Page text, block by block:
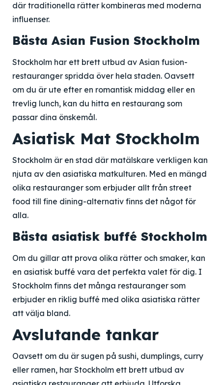
där traditionella rätter kombineras med moderna
influenser.
Bästa Asian Fusion Stockholm
Stockholm har ett brett utbud av Asian fusion-
restauranger spridda över hela staden. Oavsett
om du är ute efter en romantisk middag eller en
trevlig lunch, kan du hitta en restaurang som
passar dina önskemål.
Asiatisk Mat Stockholm
Stockholm är en stad där matälskare verkligen kan
njuta av den asiatiska matkulturen. Med en mängd
olika restauranger som erbjuder allt från street
food till fine dining-alternativ finns det något för
alla.
Bästa asiatisk buffé Stockholm
Om du gillar att prova olika rätter och smaker, kan
en asiatisk buffé vara det perfekta valet för dig. I
Stockholm finns det många restauranger som
erbjuder en riklig buffé med olika asiatiska rätter
att välja bland.
Avslutande tankar
Oavsett om du är sugen på sushi, dumplings, curry
eller ramen, har Stockholm ett brett utbud av